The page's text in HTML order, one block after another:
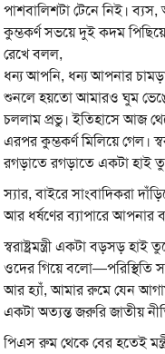
পাশবালিশটা টেনে নিই।
কুম্ভকর্ণ সভয়ে দুই কদম
রেখে বলল,
ধন্য আপনি, ধন্য আপনার
শুনলে হয়তো আমারও ঘুম
চললাম প্রভু। ইতিহাসে আজ
এরপর কুম্ভকর্ণ মিলিয়ে গেল।
রগড়াতে রগড়াতে একটা হাই
স্যার, বাইরে সাংবাদিকরা
আর ধর্ষণের ব্যাপারে আপনার
স্বরাষ্ট্রমন্ত্রী একটা বড়সড়
ওদের গিয়ে বলো—পরিস্থিতি
আর হ্যাঁ, আমার রুমে যেন
একটা অত্যন্ত জরুরি জাতীয়
পিএস রুম থেকে বের হতেই